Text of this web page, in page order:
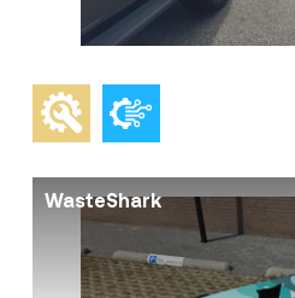
WasteShark